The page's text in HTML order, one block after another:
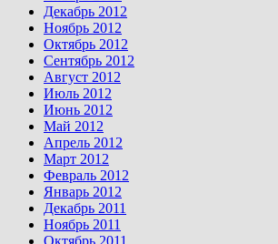
Декабрь 2012
Ноябрь 2012
Октябрь 2012
Сентябрь 2012
Август 2012
Июль 2012
Июнь 2012
Май 2012
Апрель 2012
Март 2012
Февраль 2012
Январь 2012
Декабрь 2011
Ноябрь 2011
Октябрь 2011